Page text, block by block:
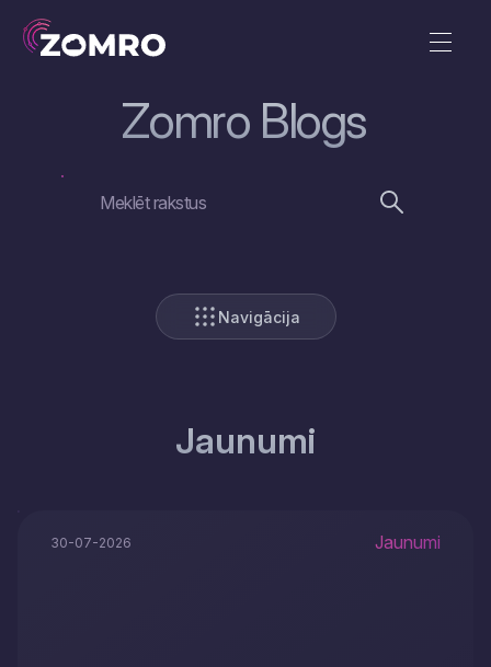
Zomro Blogs
Navigācija
Jaunumi
30-07-2026 Jaunumi